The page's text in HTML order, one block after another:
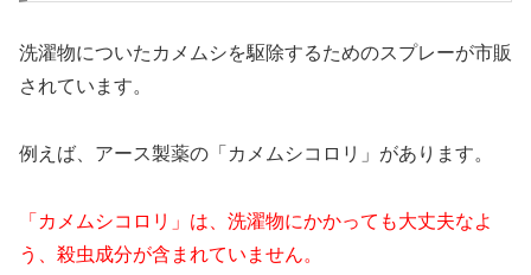
洗濯物についたカメムシを駆除するためのスプレーが市販
されています。
例えば、アース製薬の「カメムシコロリ」があります。
「カメムシコロリ」は、洗濯物にかかっても大丈夫なよ
う、殺虫成分が含まれていません。